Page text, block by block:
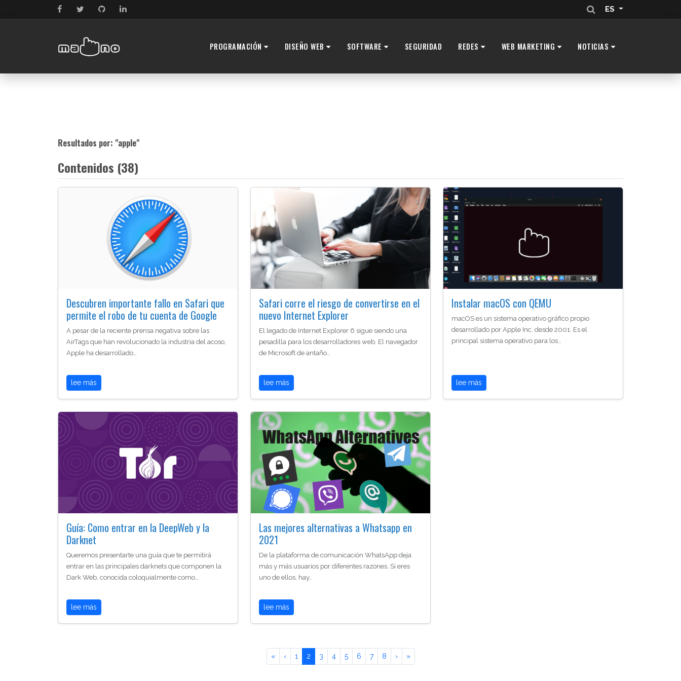
ES
PROGRAMACIÓN DISEÑO WEB SOFTWARE SEGURIDAD REDES WEB MARKETING NOTICIAS
Resultados por: "apple"
Contenidos (38)
Descubren importante fallo en Safari que
permite el robo de tu cuenta de Google
A pesar de la reciente prensa negativa sobre las
AirTags que han revolucionado la industria del acoso,
Apple ha desarrollado…
lee más
Safari corre el riesgo de convertirse en el
nuevo Internet Explorer
El legado de Internet Explorer 6 sigue siendo una
pesadilla para los desarrolladores web. El navegador
de Microsoft de antaño…
lee más
Instalar macOS con QEMU
macOS es un sistema operativo gráfico propio
desarrollado por Apple Inc. desde 2001. Es el
principal sistema operativo para los…
lee más
Guía: Como entrar en la DeepWeb y la
Darknet
Queremos presentarte una guía que te permitirá
entrar en las principales darknets que componen la
Dark Web, conocida coloquialmente como…
lee más
Las mejores alternativas a Whatsapp en
2021
De la plataforma de comunicación WhatsApp deja
más y más usuarios por diferentes razones. Si eres
uno de ellos, hay…
lee más
« ‹ 1 2 3 4 5 6 7 8 › »